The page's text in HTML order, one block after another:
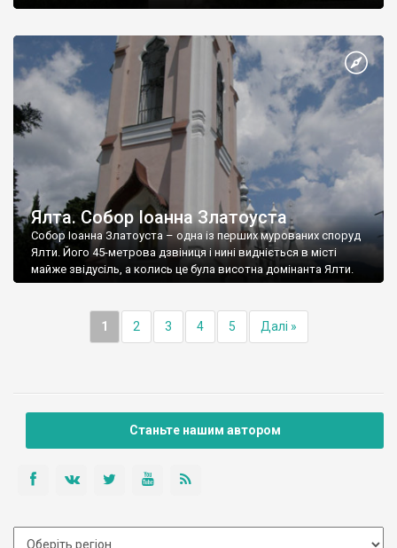
Ялта. Собор Іоанна Златоуста
Собор Іоанна Златоуста – одна із перших мурованих споруд
Ялти. Його 45-метрова дзвіниця і нині видніється в місті
майже звідусіль, а колись це була висотна домінанта Ялти.
1 2 3 4 5 Далі »
Станьте нашим автором